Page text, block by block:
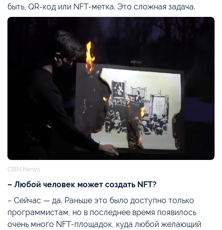
быть, QR-код или NFT-метка. Это сложная задача.
CBN News
– Любой человек может создать NFT?
– Сейчас — да. Раньше это было доступно только
программистам, но в последнее время появилось
очень много NFT-площадок, куда любой желающий